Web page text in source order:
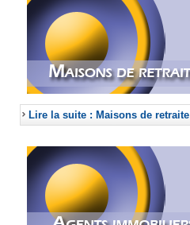
Lire la suite : Maisons de retraite